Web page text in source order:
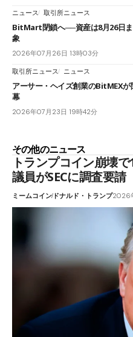
ニュース 取引所ニュース
BitMart閉鎖へ──資産は8月26日
象
2026年07月26日 13時03分
取引所ニュース ニュース
アーサー・ヘイズ創業のBitMEX
幕
2026年07月23日 19時42分
その他のニュース
トランプコイン崩壊
議員がSECに調査要請
ミームコインドナルド・トランプ2026